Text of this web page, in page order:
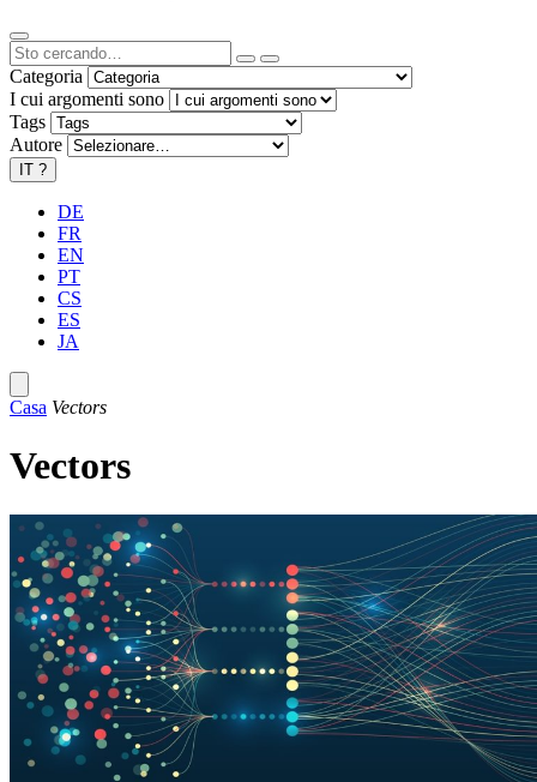
Categoria
I cui argomenti sono
Tags
Autore
IT ?
DE
FR
EN
PT
CS
ES
JA
Casa Vectors
Vectors